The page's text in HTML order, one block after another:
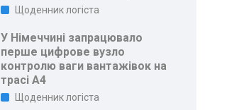
Щоденник логіста
У Німеччині запрацювало
перше цифрове вузло
контролю ваги вантажівок на
трасі A4
Щоденник логіста